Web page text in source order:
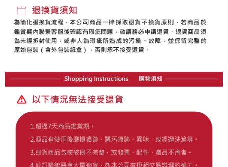
【注意事項】
１．透過由恩沛科技股份有限公司提供之「AFTEE先享後付」服務完成之交
易，需依本服務之必要範圍內提供個人資料，並將交易相關給付款項請求債
權轉讓予恩沛科技股份有限公司。
２．關於個人資料處理事宜，請瀏覽以下網址：
「AFTEE先享後付」，若未經同意申辦者引起之損失，本公司不負相關責
任。
４．使用「AFTEE先享後付」時，將依據個別帳號之用戶狀況，依本公司即
時審查核予不同之上限額度；若仍有額度不足之情形，本公司將視審查結果
請求用戶進行身份認證。
５．嚴禁一人註冊多個帳號或使用他人資訊註冊。若發現惡意使用之情形，
7-11取貨付款
免運費
付款後7-11取貨
免運費